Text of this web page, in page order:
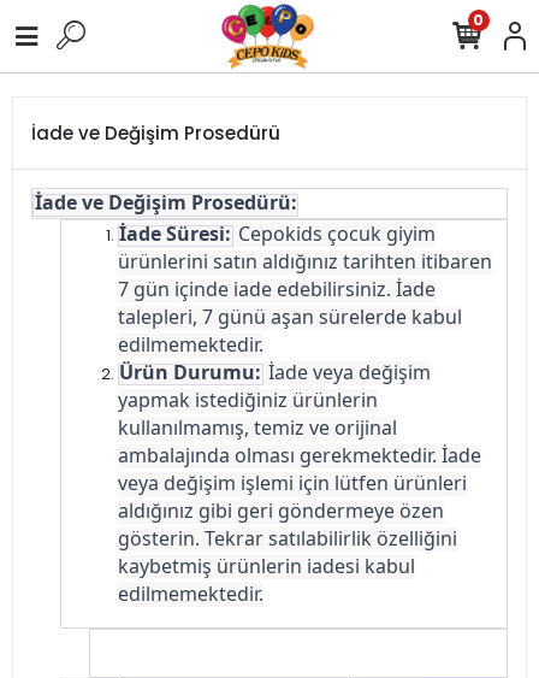
0
İade ve Değişim Prosedürü
İade ve Değişim Prosedürü:
İade Süresi:Cepokids çocuk giyim
ürünlerini satın aldığınız tarihten itibaren
7 gün içinde iade edebilirsiniz. İade
talepleri, 7 günü aşan sürelerde kabul
edilmemektedir.
Ürün Durumu:İade veya değişim
yapmak istediğiniz ürünlerin
kullanılmamış, temiz ve orijinal
ambalajında olması gerekmektedir. İade
veya değişim işlemi için lütfen ürünleri
aldığınız gibi geri göndermeye özen
gösterin. Tekrar satılabilirlik özelliğini
kaybetmiş ürünlerin iadesi kabul
edilmemektedir.